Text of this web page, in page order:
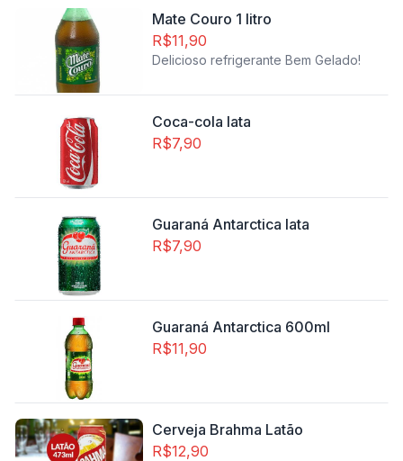
Mate Couro 1 litro
R$11,90
Delicioso refrigerante Bem Gelado!
Coca-cola lata
R$7,90
Guaraná Antarctica lata
R$7,90
Guaraná Antarctica 600ml
R$11,90
Cerveja Brahma Latão
R$12,90